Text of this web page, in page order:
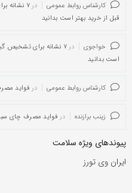
کارشناس روابط عمومی در
۷ نشانه
قبل از خرید بهتر است بدانید
خواجوی در
۷ نشانه برای تشخیص
است بدانید
کارشناس روابط عمومی در فواید
زینب برازنده در فواید مصرف چای سبز
پیوندهای ویژه سلامت
ایران وی تورز